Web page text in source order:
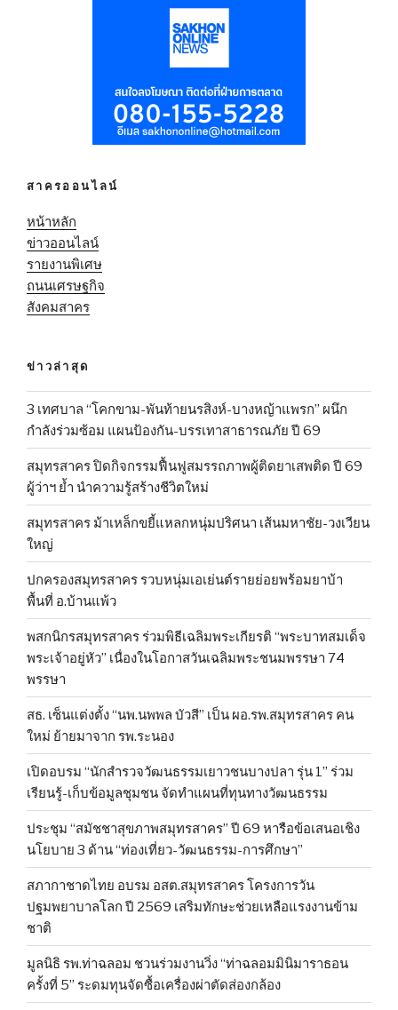
สาครออนไลน์
หน้าหลัก
ข่าวออนไลน์
รายงานพิเศษ
ถนนเศรษฐกิจ
สังคมสาคร
ข่าวล่าสุด
3 เทศบาล “โคกขาม-พันท้ายนรสิงห์-บางหญ้าแพรก” ผนึก
กำลังร่วมซ้อม แผนป้องกัน-บรรเทาสาธารณภัย ปี 69
สมุทรสาคร ปิดกิจกรรมฟื้นฟูสมรรถภาพผู้ติดยาเสพติด ปี 69
ผู้ว่าฯ ย้ำ นำความรู้สร้างชีวิตใหม่
สมุทรสาคร ม้าเหล็กขยี้แหลกหนุ่มปริศนา เส้นมหาชัย-วงเวียน
ใหญ่
ปกครองสมุทรสาคร รวบหนุ่มเอเย่นต์รายย่อยพร้อมยาบ้า
พื้นที่ อ.บ้านแพ้ว
พสกนิกรสมุทรสาคร ร่วมพิธีเฉลิมพระเกียรติ “พระบาทสมเด็จ
พระเจ้าอยู่หัว” เนื่องในโอกาสวันเฉลิมพระชนมพรรษา 74
พรรษา
สธ. เซ็นแต่งตั้ง “นพ.นพพล บัวสี” เป็น ผอ.รพ.สมุทรสาคร คน
ใหม่ ย้ายมาจาก รพ.ระนอง
เปิดอบรม “นักสำรวจวัฒนธรรมเยาวชนบางปลา รุ่น 1” ร่วม
เรียนรู้-เก็บข้อมูลชุมชน จัดทำแผนที่ทุนทางวัฒนธรรม
ประชุม “สมัชชาสุขภาพสมุทรสาคร” ปี 69 หารือข้อเสนอเชิง
นโยบาย 3 ด้าน “ท่องเที่ยว-วัฒนธรรม-การศึกษา”
สภากาชาดไทย อบรม อสต.สมุทรสาคร โครงการวัน
ปฐมพยาบาลโลก ปี 2569 เสริมทักษะช่วยเหลือแรงงานข้าม
ชาติ
มูลนิธิ รพ.ท่าฉลอม ชวนร่วมงานวิ่ง “ท่าฉลอมมินิมาราธอน
ครั้งที่ 5” ระดมทุนจัดซื้อเครื่องผ่าตัดส่องกล้อง